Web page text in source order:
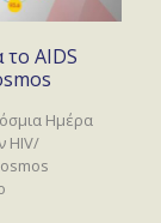
AIDS
Ημέρα
HIV/